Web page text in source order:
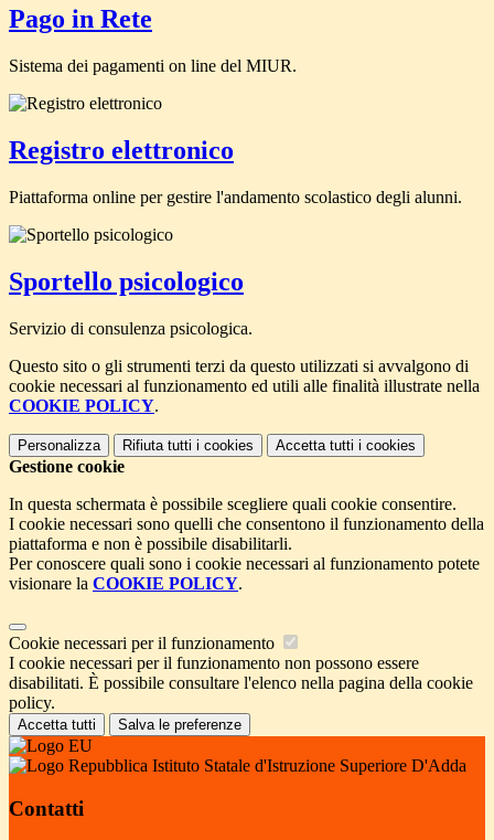
Pago in Rete
Sistema dei pagamenti on line del MIUR.
Registro elettronico
Piattaforma online per gestire l'andamento scolastico degli alunni.
Sportello psicologico
Servizio di consulenza psicologica.
Questo sito o gli strumenti terzi da questo utilizzati si avvalgono di
cookie necessari al funzionamento ed utili alle finalità illustrate nella
COOKIE POLICY.
Personalizza Rifiuta tutti i cookies Accetta tutti i cookies
Gestione cookie
In questa schermata è possibile scegliere quali cookie consentire.
I cookie necessari sono quelli che consentono il funzionamento della
piattaforma e non è possibile disabilitarli.
Per conoscere quali sono i cookie necessari al funzionamento potete
visionare la COOKIE POLICY.
Cookie necessari per il funzionamento
I cookie necessari per il funzionamento non possono essere
disabilitati. È possibile consultare l'elenco nella pagina della cookie
policy.
Accetta tutti Salva le preferenze
Istituto Statale d'Istruzione Superiore D'Adda
Contatti